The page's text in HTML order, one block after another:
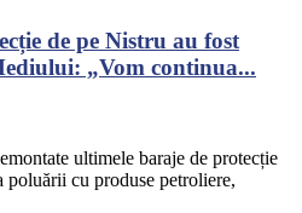
de pe Nistru au fost
„Vom continua...
ultimele baraje de protecție
cu produse petroliere,